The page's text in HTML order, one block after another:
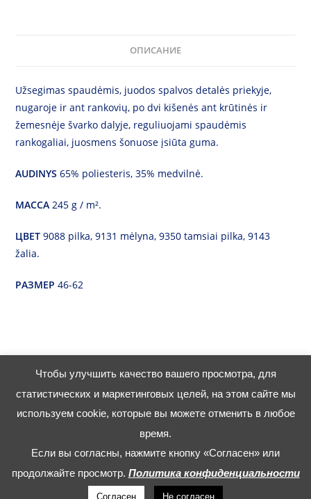
ОПИСАНИЕ
Užsegimas spaudėmis, juodos spalvos detalės priekyje,
nugaroje ir ant rankovių, po dvi kišenės ant krūtinės ir
žemesnėje švarko dalyje, reguliuojami spaudėmis
rankogaliai, juosmens šonuose įsiūta guma.
AUDINYS 65% poliesteris, 35% medvilnė.
МАССА245 g / m².
ЦВЕТ 9088 pilka, 9131 mėlyna, 9350 tamsiai pilka, 9143
žalia.
РАЗМЕР 46-62
info@siauresbanga.lt
© North Wave 2026.Политика
конфиденциальности и cookie
Чтобы улучшить качество вашего просмотра, для
статистических и маркетинговых целей, на этом сайте мы
используем cookie, которые вы можете отменить в любое
время.
Если вы согласны, нажмите кнопку «Согласен» или
продолжайте просмотр. Политика конфиденциальности
Согласен Не согласен